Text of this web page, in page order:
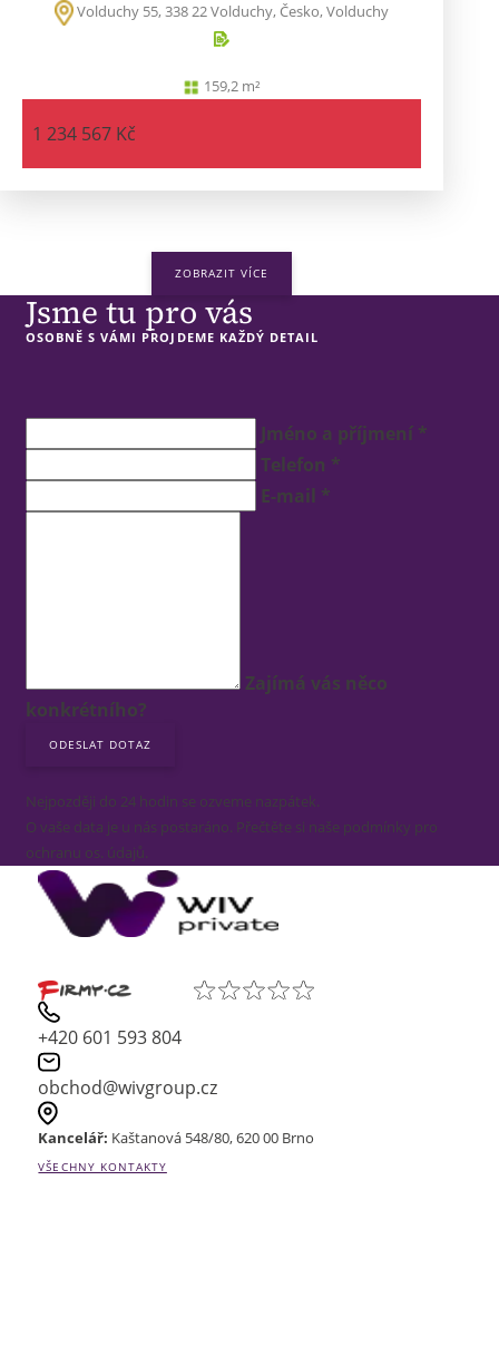
Volduchy 55, 338 22 Volduchy, Česko, Volduchy
159,2 m²
1 234 567 Kč
ZOBRAZIT VÍCE
Jsme tu pro vás
OSOBNĚ S VÁMI PROJDEME KAŽDÝ DETAIL
Jméno a příjmení *
Telefon *
E-mail *
Zajímá vás něco
konkrétního?
Nejpozději do 24 hodin se ozveme nazpátek.
O vaše data je u nás postaráno. Přečtěte si naše podmínky pro
ochranu os. údajů.
+420 601 593 804
obchod@wivgroup.cz
Kancelář: Kaštanová 548/80, 620 00 Brno
VŠECHNY KONTAKTY